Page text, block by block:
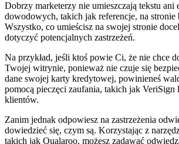
Dobrzy marketerzy nie umieszczają tekstu ani
dowodowych, takich jak referencje, na stronie
Wszystko, co umieścisz na swojej stronie
dotyczyć potencjalnych zastrzeżeń.
Na przykład, jeśli ktoś powie Ci, że nie chce
Twojej witrynie, ponieważ nie czuje się
dane swojej karty kredytowej, powinieneś
pomocą pieczęci zaufania, takich jak VeriSign
klientów.
Zanim jednak odpowiesz na zastrzeżenia
dowiedzieć się, czym są. Korzystając z
takich jak Qualaroo, możesz zadawać